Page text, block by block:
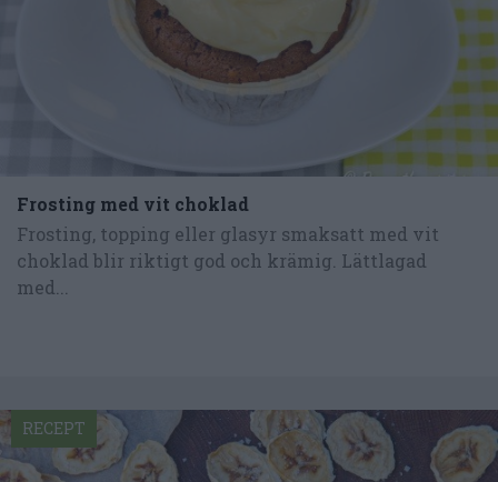
Frosting med vit choklad
Frosting, topping eller glasyr smaksatt med vit
choklad blir riktigt god och krämig. Lättlagad
med...
RECEPT